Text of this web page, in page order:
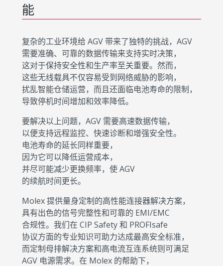
能
复杂的工业环境给 AGV 带来了独特的挑战，AGV
需要准确、可靠的数据传输来支持实时决策，
这对于保持安全性和生产率至关重要。然而，
这些无线载具不仅容易受到网络威胁的影响，
扰乱智能仓储运营，而且还面临电池寿命的限制，
导致停机时间增加和效率降低。
要解决以上问题，AGV 需要高速数据传输，
以便支持远程监控、快速诊断和增强安全性。
电池寿命的延长同样重要，
因为它可以降低运营成本，
并尽可能减少更换频率，使 AGV
的续航时间更长。
Molex 提供量身定制的高性能连接器解决方案，
具有出色的信号完整性和可靠的 EMI/EMC
合规性。我们在 CIP Safety 和 PROFIsafe
协议方面的专业知识可助力达成最高安全标准，
而定制母排解决方案和高电流互连系统则可满足
AGV 电源需求。在 Molex 的帮助下，